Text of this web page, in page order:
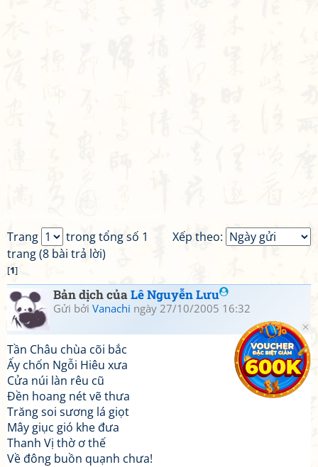
Xếp theo:
Trang
trong tổng số 1
trang (8 bài trả lời)
[1]
Bản dịch củaLê Nguyễn Lưu
Gửi bởi Vanachi ngày 27/10/2005 16:32
Tần Châu chùa cõi bắc
Ấy chốn Ngỗi Hiêu xưa
Cửa núi làn rêu cũ
Đền hoang nét vẽ thưa
Trăng soi sương lá giọt
Mây giục gió khe đưa
Thanh Vị thờ ơ thế
Về đông buồn quạnh chưa!